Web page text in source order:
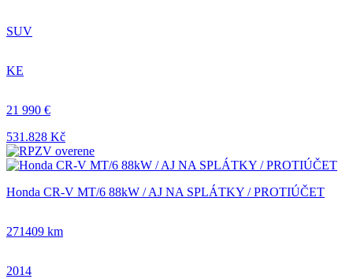
SUV
KE
21 990 €
531.828 Kč
Honda CR-V MT/6 88kW / AJ NA SPLÁTKY / PROTIÚČET
271409 km
2014